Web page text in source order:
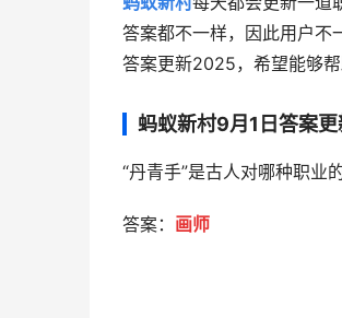
答案都不一样，因此用户不
答案更新2025，希望能够帮
蚂蚁新村9月1日答案
“丹青手”是古人对哪种职业
答案： 画师